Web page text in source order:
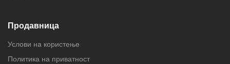
Продавница
Услови на користење
Политика на приватност